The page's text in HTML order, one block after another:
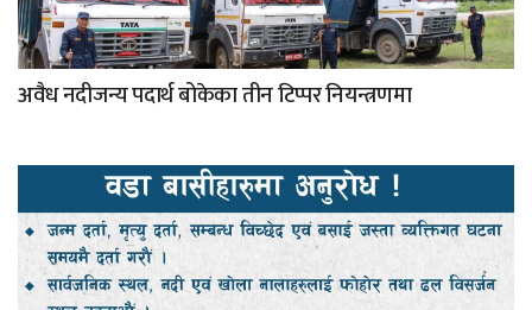
अवैध नदीजन्य पदार्थ बोकेका तीन टिप्पर नियन्त्रणमा